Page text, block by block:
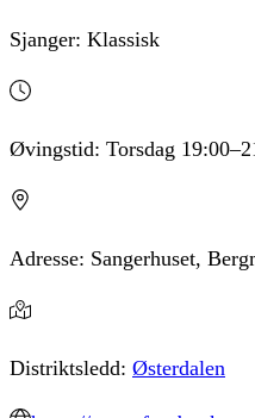
Sjanger: Klassisk
Øvingstid: Torsdag 19:00
Adresse: Sangerhuset,
Distriktsledd: Østerdalen